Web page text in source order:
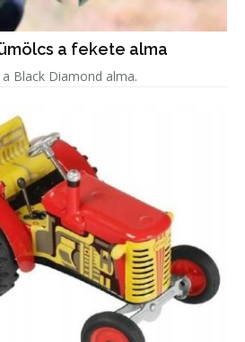
a fekete alma
Black Diamond alma.